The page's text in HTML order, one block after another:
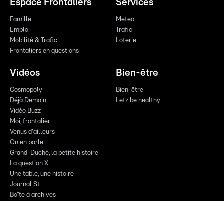
Espace Frontaliers
Famille
Emploi
Mobilité & Trafic
Frontaliers en questions
Services
Meteo
Trafic
Loterie
Vidéos
Cosmopoly
Déjà Demain
Vidéo Buzz
Moi, frontalier
Venus d'ailleurs
On en parle
Grand-Duché, la petite histoire
La question X
Une table, une histoire
Journal St
Boîte à archives
Bien-être
Bien-être
Letz be healthy